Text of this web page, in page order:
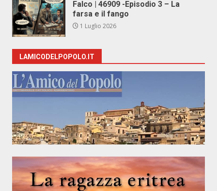
Falco | 46909 -Episodio 3 – La
farsa e il fango
1 Luglio 2026
LAMICODELPOPOLO.IT